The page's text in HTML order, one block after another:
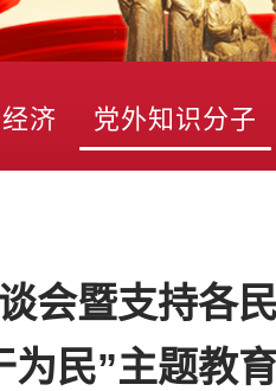
济 党外知识分子
会暨支持各民
民”主题教